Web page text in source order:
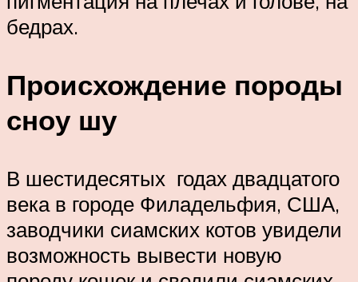
бедрах.
Происхождение породы
сноу шу
В шестидесятых годах двадцатого
века в городе Филадельфия, США,
заводчики сиамских котов увидели
возможность вывести новую